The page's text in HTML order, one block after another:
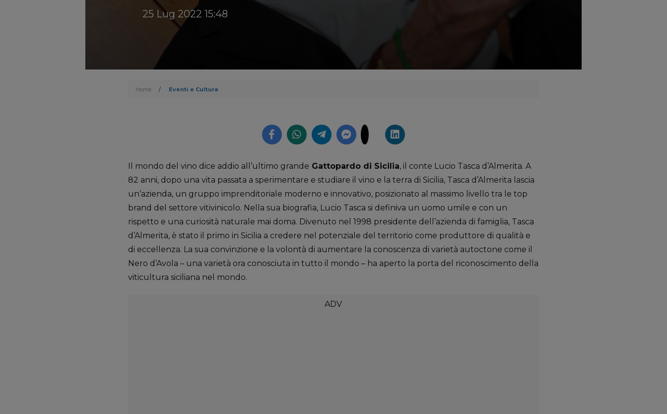
25 Lug 2022 15:48
Home / Eventi e Cultura
Il mondo del vino dice addio all’ultimo grande Gattopardo di Sicilia, il conte Lucio Tasca d’Almerita. A
82 anni, dopo una vita passata a sperimentare e studiare il vino e la terra di Sicilia, Tasca d’Almerita lascia
un’azienda, un gruppo imprenditoriale moderno e innovativo, posizionato al massimo livello tra le top
brand del settore vitivinicolo. Nella sua biografia, Lucio Tasca si definiva un uomo umile e con un
rispetto e una curiosità naturale mai doma. Divenuto nel 1998 presidente dell’azienda di famiglia, Tasca
d’Almerita, è stato il primo in Sicilia a credere nel potenziale del territorio come produttore di qualità e
di eccellenza. La sua convinzione e la volontà di aumentare la conoscenza di varietà autoctone come il
Nero d’Avola – una varietà ora conosciuta in tutto il mondo – ha aperto la porta del riconoscimento della
viticultura siciliana nel mondo.